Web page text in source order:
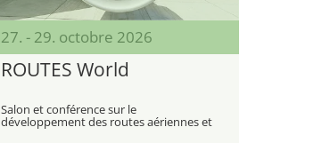
27. - 29. octobre 2026
ROUTES World
Salon et conférence sur le
développement des routes aériennes et
la planification des réseaux